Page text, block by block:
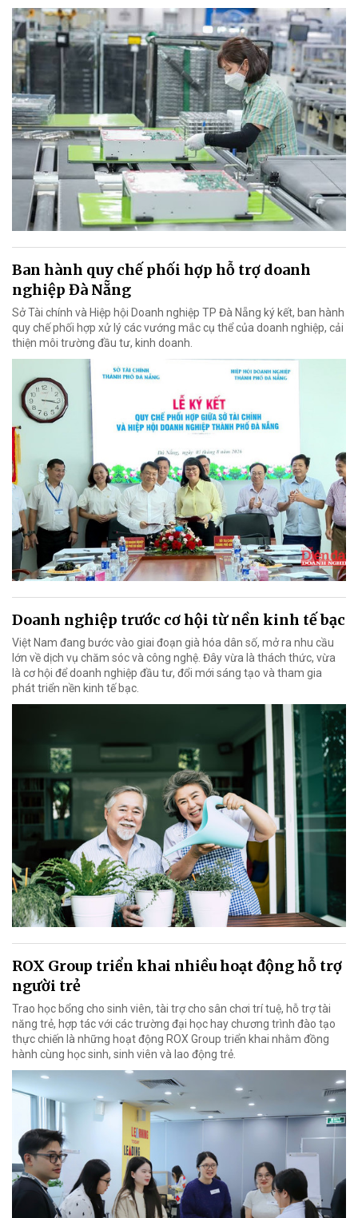
Ban hành quy chế phối hợp hỗ trợ doanh
nghiệp Đà Nẵng
Sở Tài chính và Hiệp hội Doanh nghiệp TP Đà Nẵng ký kết, ban hành
quy chế phối hợp xử lý các vướng mắc cụ thể của doanh nghiệp, cải
thiện môi trường đầu tư, kinh doanh.
Doanh nghiệp trước cơ hội từ nền kinh tế bạc
Việt Nam đang bước vào giai đoạn già hóa dân số, mở ra nhu cầu
lớn về dịch vụ chăm sóc và công nghệ. Đây vừa là thách thức, vừa
là cơ hội để doanh nghiệp đầu tư, đổi mới sáng tạo và tham gia
phát triển nền kinh tế bạc.
ROX Group triển khai nhiều hoạt động hỗ trợ
người trẻ
Trao học bổng cho sinh viên, tài trợ cho sân chơi trí tuệ, hỗ trợ tài
năng trẻ, hợp tác với các trường đại học hay chương trình đào tạo
thực chiến là những hoạt động ROX Group triển khai nhằm đồng
hành cùng học sinh, sinh viên và lao động trẻ.